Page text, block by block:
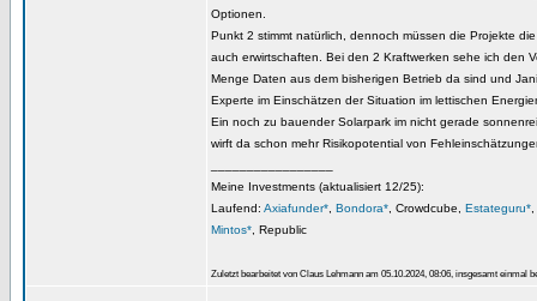
Optionen.
Punkt 2 stimmt natürlich, dennoch müssen die Projekte
auch erwirtschaften. Bei den 2 Kraftwerken sehe ich den
Menge Daten aus dem bisherigen Betrieb da sind und
Experte im Einschätzen der Situation im lettischen
Ein noch zu bauender Solarpark im nicht gerade
wirft da schon mehr Risikopotential von
Meine Investments (aktualisiert 12/25):
Laufend: Axiafunder* Bondora* , Crowdcube, Estateguru*
Mintos* , Republic
Zuletzt bearbeitet von Claus Lehmann am 05.10.2024, 08:06, insgesamt einmal